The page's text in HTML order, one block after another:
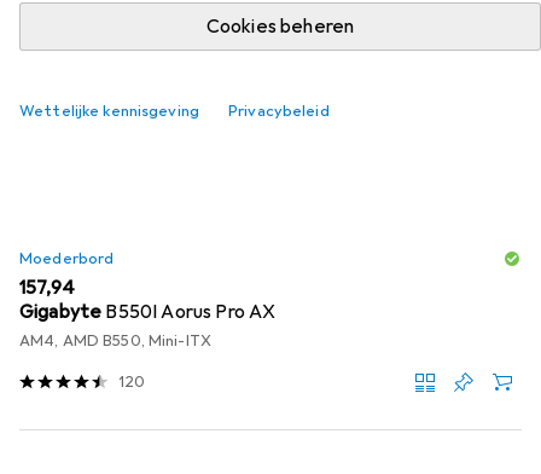
Cookies beheren
Wettelijke kennisgeving Privacybeleid
Moederbord PC-Voedingseenheid
Relevantie
Moederbord
EUR
157,94
Gigabyte B550I Aorus Pro AX
AM4, AMD B550, Mini-ITX
120